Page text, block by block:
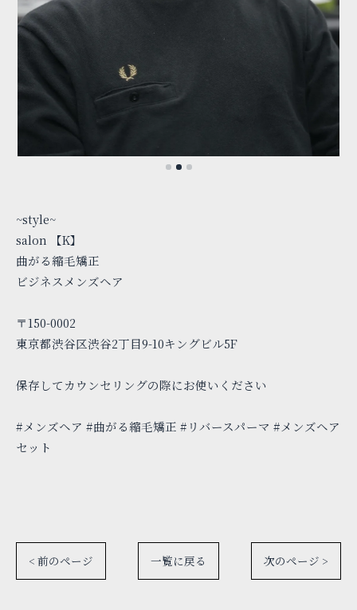
~style~
salon 【K】
曲がる縮毛矯正
ビジネスメンズヘア
〒150-0002
東京都渋谷区渋谷2丁目9-10キングビル5F
保存してカウンセリングの際にお使いください⁡
#メンズヘア #曲がる縮毛矯正 #リバースパーマ #メンズヘア
セット
< 前のページ 一覧に戻る 次のページ >